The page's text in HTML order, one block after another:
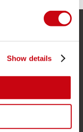
Show details